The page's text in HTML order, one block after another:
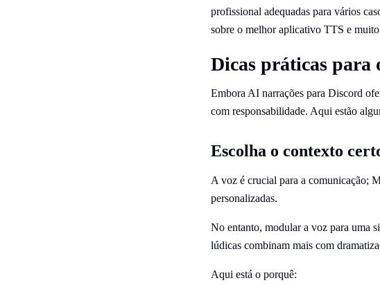
profissional adequadas para vários
sobre o melhor aplicativo TTS e
Dicas práticas para
Embora AI narrações para Discord
com responsabilidade. Aqui estão
Escolha o contexto
A voz é crucial para a comunicação;
personalizadas.
No entanto, modular a voz para uma
lúdicas combinam mais com
Aqui está o porquê: